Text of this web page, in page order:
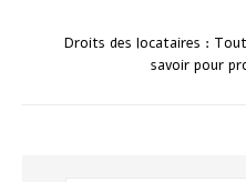
Droits des locataires :
savoir pour